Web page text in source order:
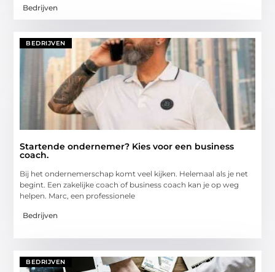
Bedrijven
BEDRIJVEN
Startende ondernemer? Kies voor een business
coach.
Bij het ondernemerschap komt veel kijken. Helemaal als je net
begint. Een zakelijke coach of business coach kan je op weg
helpen. Marc, een professionele
Bedrijven
BEDRIJVEN